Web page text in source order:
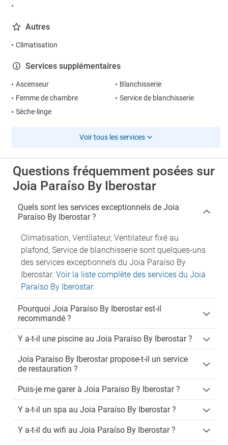
Autres
Climatisation
Services supplémentaires
Ascenseur
Blanchisserie
Femme de chambre
Service de blanchisserie
Sèche-linge
Voir tous les services
Questions fréquemment posées sur
Joia Paraíso By Iberostar
Quels sont les services exceptionnels de Joia
Paraíso By Iberostar ?
Climatisation, Ventilateur, Ventilateur fixé au
plafond, Service de blanchisserie sont quelques-uns
des services exceptionnels du Joia Paraíso By
Iberostar. Voir la liste complète des services du Joia
Paraíso By Iberostar.
Pourquoi Joia Paraíso By Iberostar est-il
recommandé ?
Y a-t-il une piscine au Joia Paraíso By Iberostar ?
Joia Paraíso By Iberostar propose-t-il un service
de restauration ?
Puis-je me garer à Joia Paraíso By Iberostar ?
Y a-t-il un spa au Joia Paraíso By Iberostar ?
Y a-t-il du wifi au Joia Paraíso By Iberostar ?